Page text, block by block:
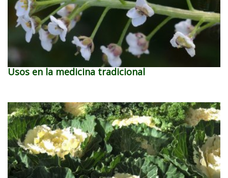
Usos en la medicina tradicional